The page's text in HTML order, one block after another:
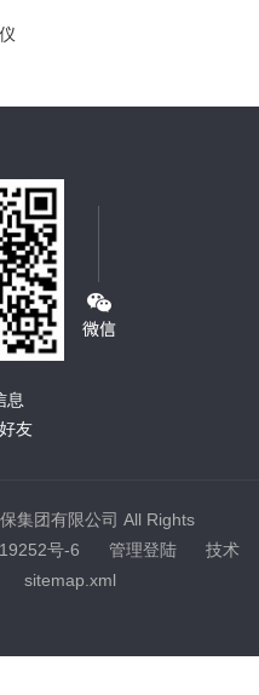
息
友
集团有限公司 All Rights
号-6 管理登陆技术
sitemap.xml